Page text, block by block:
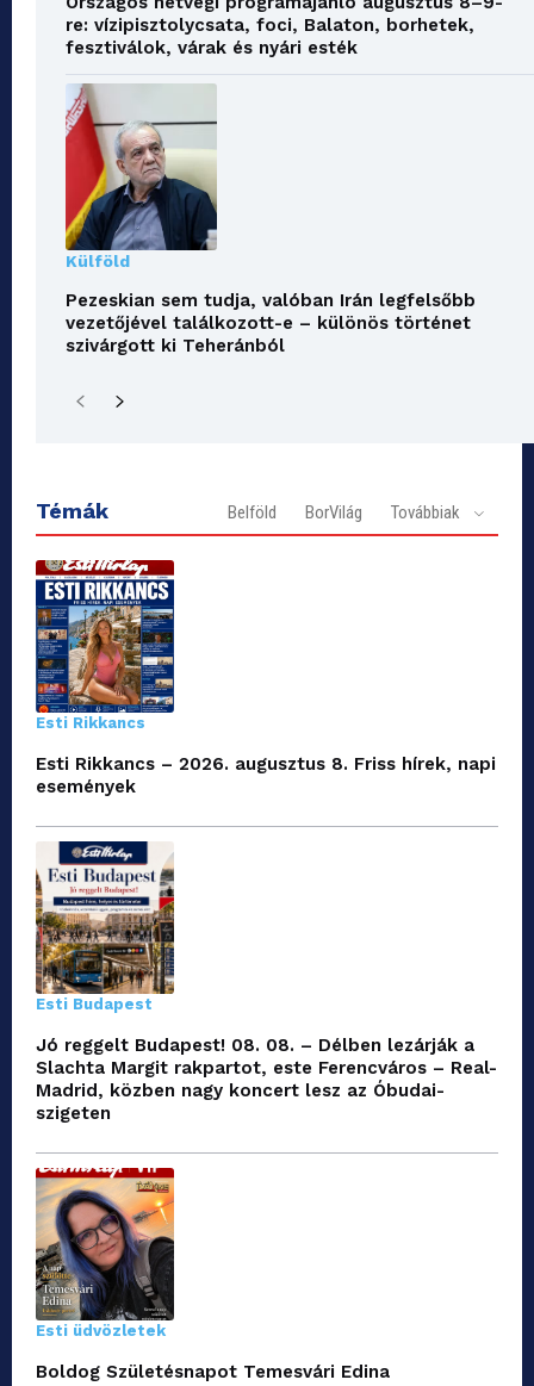
re: vízipisztolycsata, foci, Balaton, borhetek,
fesztiválok, várak és nyári esték
Külföld
Pezeskian sem tudja, valóban Irán legfelsőbb
vezetőjével találkozott-e – különös történet
szivárgott ki Teheránból
Témák Belföld BorVilág Továbbiak
Esti Rikkancs
Esti Rikkancs – 2026. augusztus 8. Friss hírek, napi
események
Esti Budapest
Jó reggelt Budapest! 08. 08. – Délben lezárják a
Slachta Margit rakpartot, este Ferencváros – Real-
Madrid, közben nagy koncert lesz az Óbudai-
szigeten
Esti üdvözletek
Boldog Születésnapot Temesvári Edina